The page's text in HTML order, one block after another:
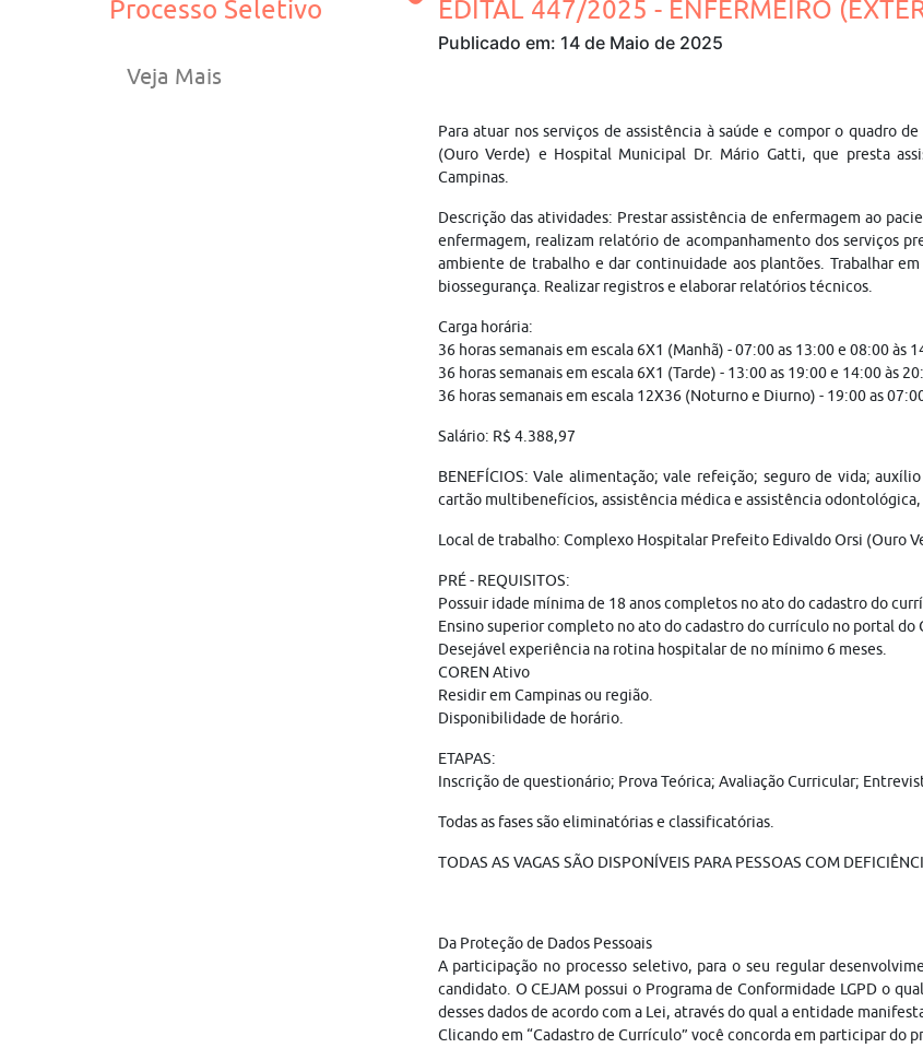
Processo Seletivo
Veja Mais
EDITAL 447/2025 - ENFERMEIRO
Publicado em: 14 de Maio de 2025
Para atuar nos serviços de assistência à saúde e compor o quadro
(Ouro Verde) e Hospital Municipal Dr. Mário Gatti, que presta
Campinas.
Descrição das atividades: Prestar assistência de enfermagem ao
enfermagem, realizam relatório de acompanhamento dos serviços
ambiente de trabalho e dar continuidade aos plantões. Trabalhar
biossegurança. Realizar registros e elaborar relatórios técnicos.
Carga horária:
36 horas semanais em escala 6X1 (Manhã) - 07:00 as 13:00 e 08:00 às
36 horas semanais em escala 6X1 (Tarde) - 13:00 as 19:00 e 14:00 às
36 horas semanais em escala 12X36 (Noturno e Diurno) - 19:00 as
Salário: R$ 4.388,97
BENEFÍCIOS: Vale alimentação; vale refeição; seguro de vida;
cartão multibenefícios, assistência médica e assistência
Local de trabalho: Complexo Hospitalar Prefeito Edivaldo Orsi (Ouro
PRÉ - REQUISITOS:
Possuir idade mínima de 18 anos completos no ato do cadastro do
Ensino superior completo no ato do cadastro do currículo no portal do
Desejável experiência na rotina hospitalar de no mínimo 6 meses.
COREN Ativo
Residir em Campinas ou região.
Disponibilidade de horário.
ETAPAS:
Inscrição de questionário; Prova Teórica; Avaliação Curricular;
Todas as fases são eliminatórias e classificatórias.
TODAS AS VAGAS SÃO DISPONÍVEIS PARA PESSOAS COM
Da Proteção de Dados Pessoais
A participação no processo seletivo, para o seu regular
candidato. O CEJAM possui o Programa de Conformidade LGPD o
desses dados de acordo com a Lei, através do qual a entidade
Clicando em “Cadastro de Currículo” você concorda em participar do